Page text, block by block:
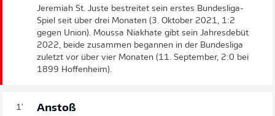
Jeremiah St. Juste bestreitet sein erstes Bundesliga-
Spiel seit über drei Monaten (3. Oktober 2021, 1:2
gegen Union). Moussa Niakhate gibt sein Jahresdebüt
2022, beide zusammen begannen in der Bundesliga
zuletzt vor über vier Monaten (11. September, 2:0 bei
1899 Hoffenheim).
1' Anstoß